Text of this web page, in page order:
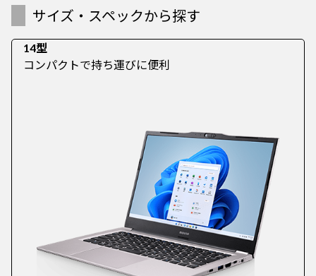
サイズ・スペックから探す
14型
コンパクトで持ち運びに便利